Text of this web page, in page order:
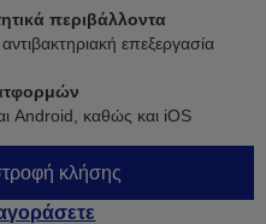
περιβάλλοντα
επεξεργασία
Android, καθώς και iOS
κλήσης